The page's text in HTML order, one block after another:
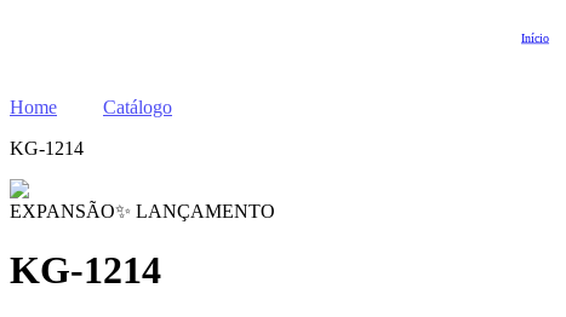
Início
Home
Catálogo
KG-1214
EXPANSÃO✨ LANÇAMENTO
KG-1214